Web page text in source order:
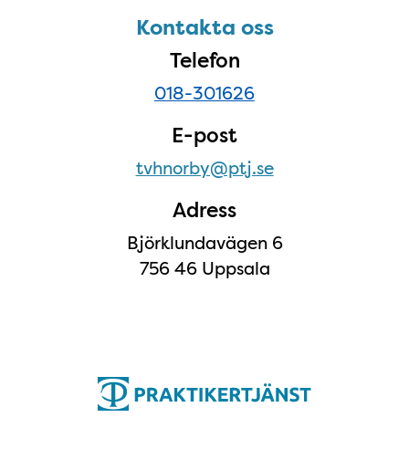
Kontakta ossKontakta oss
Telefon
018-301626
E-post
tvhnorby@ptj.se
Adress
Björklundavägen 6
756 46 Uppsala